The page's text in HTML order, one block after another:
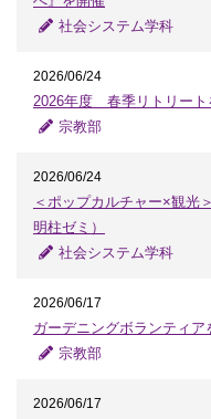
社会システム学科
2026/06/24
2026年度 春季リトリート
宗教部
2026/06/24
＜ポップカルチャー×観光
明柱ゼミ）
社会システム学科
2026/06/17
ガーデニングボランティア
宗教部
2026/06/17